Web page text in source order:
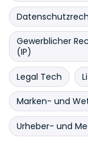
Gewerblicher
(IP)
Legal Tech
Marken- und
Urheber- und